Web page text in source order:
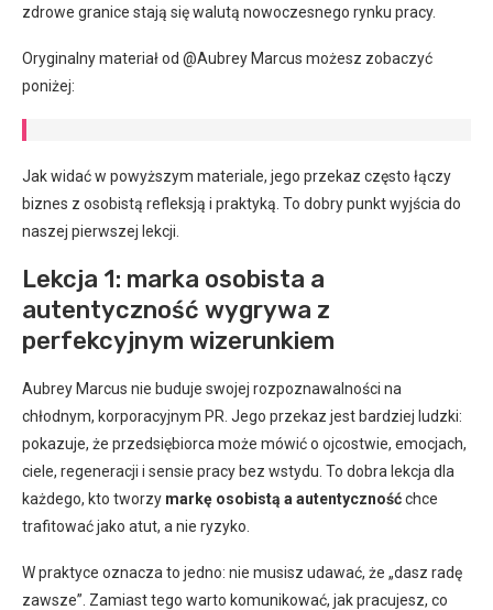
zdrowe granice stają się walutą nowoczesnego rynku pracy.
Oryginalny materiał od @Aubrey Marcus możesz zobaczyć
poniżej:
Jak widać w powyższym materiale, jego przekaz często łączy
biznes z osobistą refleksją i praktyką. To dobry punkt wyjścia do
naszej pierwszej lekcji.
Lekcja 1: marka osobista a
autentyczność wygrywa z
perfekcyjnym wizerunkiem
Aubrey Marcus nie buduje swojej rozpoznawalności na
chłodnym, korporacyjnym PR. Jego przekaz jest bardziej ludzki:
pokazuje, że przedsiębiorca może mówić o ojcostwie, emocjach,
ciele, regeneracji i sensie pracy bez wstydu. To dobra lekcja dla
każdego, kto tworzy markę osobistą a autentycznośćchce
trafitować jako atut, a nie ryzyko.
W praktyce oznacza to jedno: nie musisz udawać, że „dasz radę
zawsze”. Zamiast tego warto komunikować, jak pracujesz, co